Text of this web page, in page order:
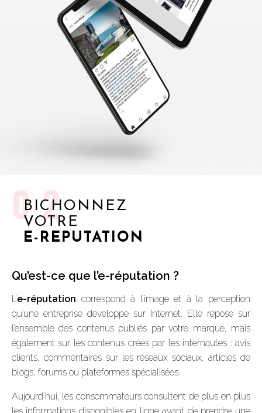
02
BICHONNEZ
VOTRE
E-REPUTATION
Qu’est-ce que l’e-réputation ?
L’e-réputation correspond à l’image et à la perception
qu’une entreprise développe sur Internet. Elle repose sur
l’ensemble des contenus publiés par votre marque, mais
également sur les contenus créés par les internautes : avis
clients, commentaires sur les réseaux sociaux, articles de
blogs, forums ou plateformes spécialisées.
Aujourd’hui, les consommateurs consultent de plus en plus